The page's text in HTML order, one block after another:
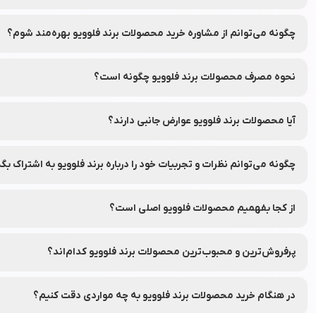
چگونه می‌توانم از مشاوره خرید محصولات برند فلوویو بهره‌مند شوم؟
نحوه مصرف محصولات برند فلوویو چگونه است؟
آیا محصولات برند فلوویو عوارض جانبی دارند؟
چگونه می‌توانم نظرات و تجربیات خود را درباره برند فلوویو به اشتراک
از کجا بفهمیم محصولات فلوویو اصلی است؟
پرفروش‌ترین و محبوب‌ترین محصولات برند فلوویو کدام‌اند؟
در هنگام خرید محصولات برند فلوویو به چه مواردی دقت کنیم؟